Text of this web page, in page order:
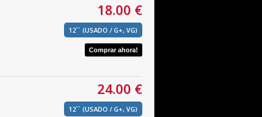
18.00 €
12´´ (USADO / G+, VG)
24.00 €
12´´ (USADO / G+, VG)